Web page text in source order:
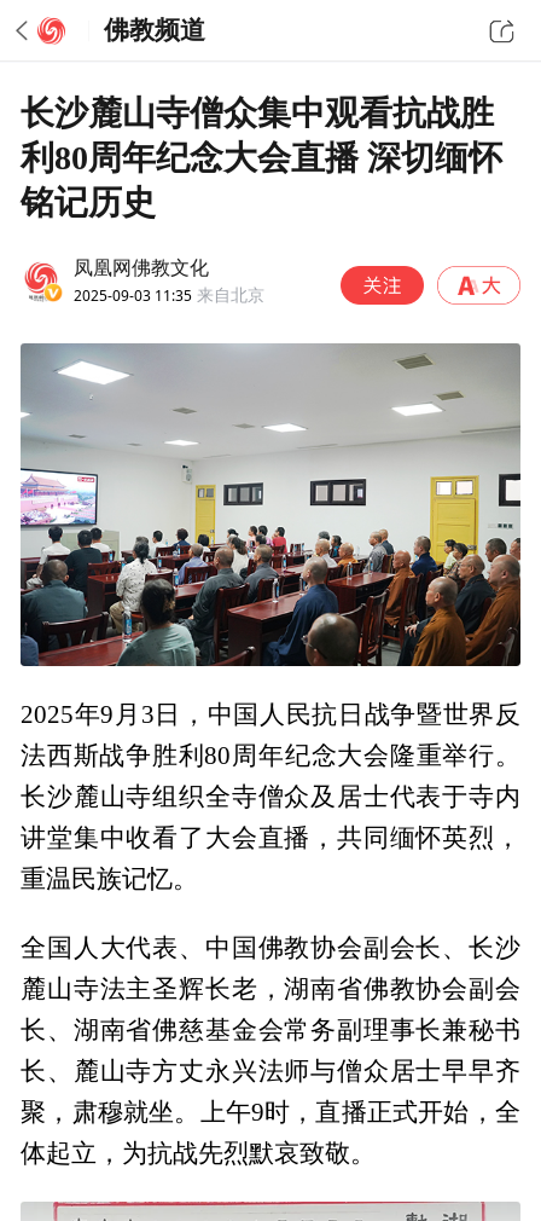
佛教频道
长沙麓山寺僧众集中观看抗战胜
利80周年纪念大会直播 深切缅怀
铭记历史
凤凰网佛教文化
2025-09-03 11:35 来自北京
2025年9月3日，中国人民抗日战争暨世界反
法西斯战争胜利80周年纪念大会隆重举行。
长沙麓山寺组织全寺僧众及居士代表于寺内
讲堂集中收看了大会直播，共同缅怀英烈，
重温民族记忆。
全国人大代表、中国佛教协会副会长、长沙
麓山寺法主圣辉长老，湖南省佛教协会副会
长、湖南省佛慈基金会常务副理事长兼秘书
长、麓山寺方丈永兴法师与僧众居士早早齐
聚，肃穆就坐。上午9时，直播正式开始，全
体起立，为抗战先烈默哀致敬。